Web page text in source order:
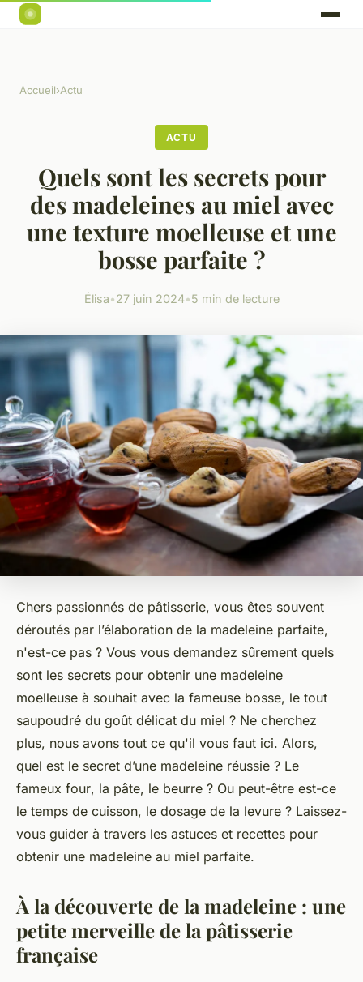
Accueil›Actu
ACTU
Quels sont les secrets pour
des madeleines au miel avec
une texture moelleuse et une
bosse parfaite ?
Élisa•27 juin 2024•5 min de lecture
Chers passionnés de pâtisserie, vous êtes souvent
déroutés par l’élaboration de la madeleine parfaite,
n'est-ce pas ? Vous vous demandez sûrement quels
sont les secrets pour obtenir une madeleine
moelleuse à souhait avec la fameuse bosse, le tout
saupoudré du goût délicat du miel ? Ne cherchez
plus, nous avons tout ce qu'il vous faut ici. Alors,
quel est le secret d’une madeleine réussie ? Le
fameux four, la pâte, le beurre ? Ou peut-être est-ce
le temps de cuisson, le dosage de la levure ? Laissez-
vous guider à travers les astuces et recettes pour
obtenir une madeleine au miel parfaite.
À la découverte de la madeleine : une
petite merveille de la pâtisserie
française